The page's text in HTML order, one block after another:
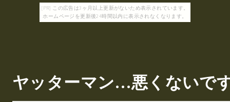
[PR] この広告は3ヶ月以上更新がないため表示されています。
ホームページを更新後24時間以内に表示されなくなります。
ヤッターマン…悪くない